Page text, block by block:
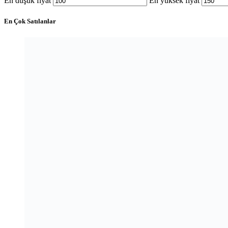
En Çok Satılanlar